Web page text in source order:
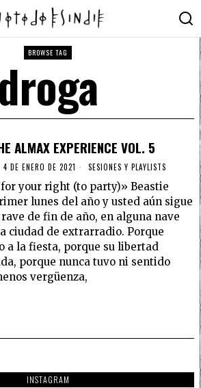
BROWSE TAG
droga
ALMAX EXPERIENCE VOL. 5
4 DE ENERO DE 2021 SESIONES Y PLAYLISTS
your right (to party)» Beastie
lunes del año y usted aún sigue
de fin de año, en alguna nave
ciudad de extrarradio. Porque
a la fiesta, porque su libertad
porque nunca tuvo ni sentido
vergüenza,
INSTAGRAM